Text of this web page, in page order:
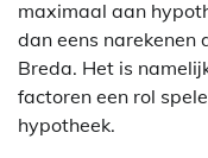
maximaal aan
dan eens narekenen
Breda. Het is
factoren een rol
hypotheek.